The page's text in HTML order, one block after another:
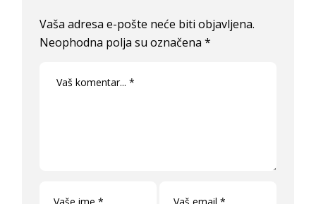
Vaša adresa e-pošte neće biti objavljena.
Neophodna polja su označena*